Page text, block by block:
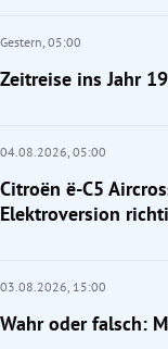
Gestern, 05:00
Zeitreise ins Jahr
04.08.2026, 05:00
Citroën ë-C5
Elektroversion
03.08.2026, 15:00
Wahr oder falsch: